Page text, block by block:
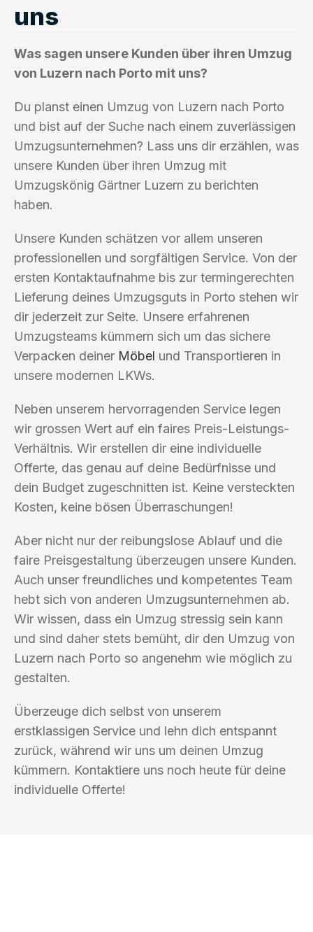
uns
Was sagen unsere Kunden über ihren Umzug
von Luzern nach Porto mit uns?
Du planst einen Umzug von Luzern nach Porto
und bist auf der Suche nach einem zuverlässigen
Umzugsunternehmen? Lass uns dir erzählen, was
unsere Kunden über ihren Umzug mit
Umzugskönig Gärtner Luzern zu berichten
haben.
Unsere Kunden schätzen vor allem unseren
professionellen und sorgfältigen Service. Von der
ersten Kontaktaufnahme bis zur termingerechten
Lieferung deines Umzugsguts in Porto stehen wir
dir jederzeit zur Seite. Unsere erfahrenen
Umzugsteams kümmern sich um das sichere
Verpacken deiner Möbel und Transportieren in
unsere modernen LKWs.
Neben unserem hervorragenden Service legen
wir grossen Wert auf ein faires Preis-Leistungs-
Verhältnis. Wir erstellen dir eine individuelle
Offerte, das genau auf deine Bedürfnisse und
dein Budget zugeschnitten ist. Keine versteckten
Kosten, keine bösen Überraschungen!
Aber nicht nur der reibungslose Ablauf und die
faire Preisgestaltung überzeugen unsere Kunden.
Auch unser freundliches und kompetentes Team
hebt sich von anderen Umzugsunternehmen ab.
Wir wissen, dass ein Umzug stressig sein kann
und sind daher stets bemüht, dir den Umzug von
Luzern nach Porto so angenehm wie möglich zu
gestalten.
Überzeuge dich selbst von unserem
erstklassigen Service und lehn dich entspannt
zurück, während wir uns um deinen Umzug
kümmern. Kontaktiere uns noch heute für deine
individuelle Offerte!